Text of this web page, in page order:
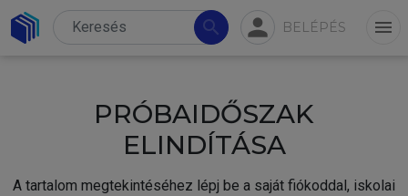
search person BELÉPÉS menu
PRÓBAIDŐSZAK
ELINDÍTÁSA
A tartalom megtekintéséhez lépj be a saját fiókoddal, iskolai